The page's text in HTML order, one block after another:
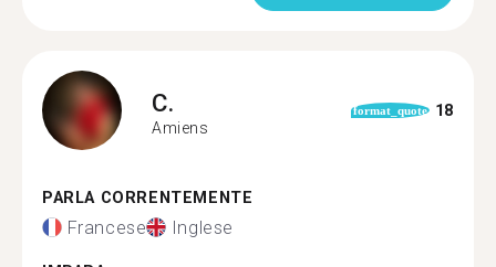
C.
Amiens
format_quote 18
PARLA CORRENTEMENTE
Francese Inglese